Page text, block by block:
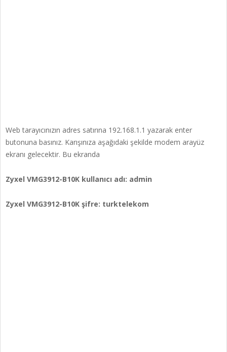
Web tarayıcınızın adres satırına 192.168.1.1 yazarak enter
butonuna basınız. Karışınıza aşağıdaki şekilde modem arayüz
ekranı gelecektir. Bu ekranda
Zyxel VMG3912-B10K kullanıcı adı: admin
Zyxel VMG3912-B10K şifre: turktelekom